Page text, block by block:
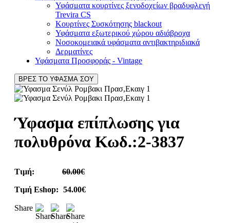
Υφάσματα κουρτίνες ξενοδοχείων βραδυφλεγή
Trevira CS
Κουρτίνες Συσκότησης blackout
Υφάσματα εξωτερικού χώρου αδιάβροχα
Νοσοκομειακά υφάσματα αντιβακτηριδιακά
Δερματίνες
Υφάσματα Προσφοράς - Vintage
ΒΡΕΣ ΤΟ ΥΦΑΣΜΑ ΣΟΥ
Ύφασμα επίπλωσης για
πολυθρόνα Κωδ.:2-3837
Τιμή: 60.00€
Τιμή Eshop: 54.00€
Share